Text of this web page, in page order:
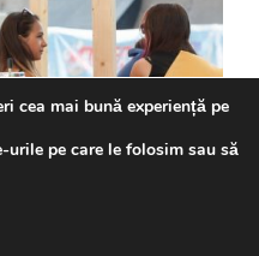
cea mai bună experiență pe
pe care le folosim sau să